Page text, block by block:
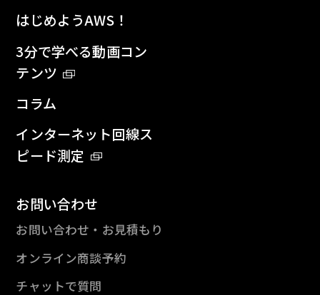
はじめようAWS！
3分で学べる動画コン
テンツ
コラム
インターネット回線ス
ピード測定
お問い合わせ
お問い合わせ・お見積もり
オンライン商談予約
チャットで質問